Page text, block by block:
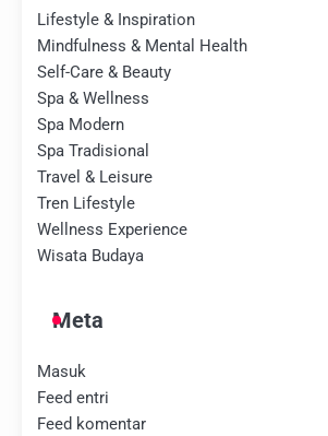
Lifestyle & Inspiration
Mindfulness & Mental Health
Self-Care & Beauty
Spa & Wellness
Spa Modern
Spa Tradisional
Travel & Leisure
Tren Lifestyle
Wellness Experience
Wisata Budaya
Meta
Masuk
Feed entri
Feed komentar